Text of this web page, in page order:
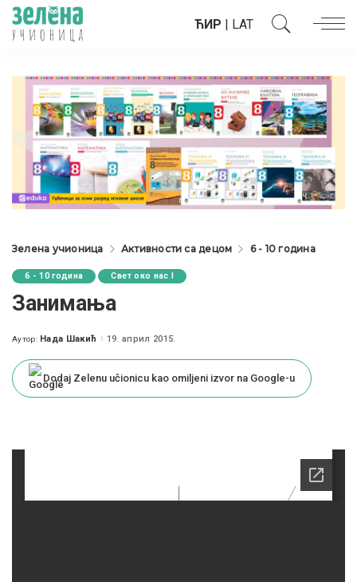
ЋИР | LAT
Зелена учионица Активности са децом 6 - 10 година
6 - 10 година Свет око нас I
Занимања
Posted
Аутор: Нада Шакић 19. април 2015.
Dodaj Zelenu učionicu kao omiljeni izvor na Google-u